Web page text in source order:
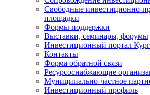
Свободные инвестиционно-
площадки
Формы поддержки
Выставки, семинары, форумы
Инвестиционный портал
Контакты
Форма обратной связи
Ресурсоснабжающие
Муниципально-частное
Инвестиционный профиль